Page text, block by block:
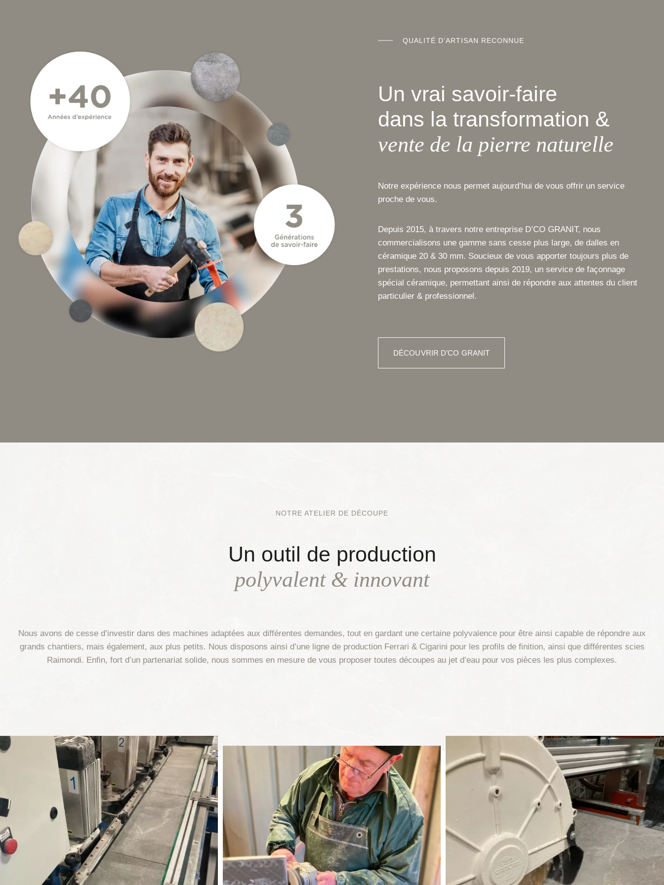
QUALITÉ D’ARTISAN RECONNUE
Un vrai savoir-faire
dans la transformation &
vente de la pierre naturelle
Notre expérience nous permet aujourd’hui de vous offrir un service
proche de vous.
Depuis 2015, à travers notre entreprise D’CO GRANIT, nous
commercialisons une gamme sans cesse plus large, de dalles en
céramique 20 & 30 mm. Soucieux de vous apporter toujours plus de
prestations, nous proposons depuis 2019, un service de façonnage
spécial céramique, permettant ainsi de répondre aux attentes du client
particulier & professionnel.
DÉCOUVRIR D’CO GRANIT
NOTRE ATELIER DE DÉCOUPE
Un outil de production
polyvalent & innovant
Nous avons de cesse d’investir dans des machines adaptées aux différentes demandes, tout en gardant une certaine polyvalence pour être ainsi capable de répondre aux
grands chantiers, mais également, aux plus petits. Nous disposons ainsi d’une ligne de production Ferrari & Cigarini pour les profils de finition, ainsi que différentes scies
Raimondi. Enfin, fort d’un partenariat solide, nous sommes en mesure de vous proposer toutes découpes au jet d’eau pour vos pièces les plus complexes.